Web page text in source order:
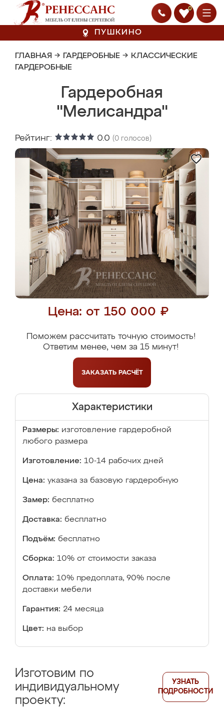
0
ПУШКИНО
ГЛАВНАЯ → ГАРДЕРОБНЫЕ → КЛАССИЧЕСКИЕ
ГАРДЕРОБНЫЕ
Гардеробная
"Мелисандра"
Рейтинг: 0.0 (0 голосов)
Цена: от 150 000 ₽
Поможем рассчитать точную стоимость!
Ответим менее, чем за 15 минут!
ЗАКАЗАТЬ РАСЧЁТ
Характеристики
Размеры: изготовление гардеробной
любого размера
Изготовление: 10-14 рабочих дней
Цена: указана за базовую гардеробную
Замер: бесплатно
Доставка: бесплатно
Подъём: бесплатно
Сборка: 10% от стоимости заказа
Оплата: 10% предоплата, 90% после
доставки мебели
Гарантия: 24 месяца
Цвет: на выбор
Изготовим по
индивидуальному
проекту:
УЗНАТЬ
ПОДРОБНОСТИ